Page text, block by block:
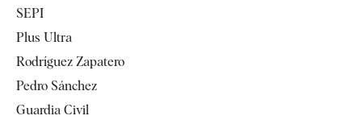
Televisión
SEPI
Plus Ultra
Rodríguez Zapatero
Pedro Sánchez
Guardia Civil